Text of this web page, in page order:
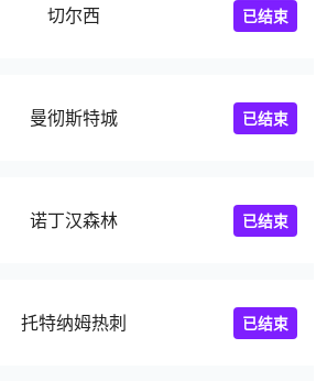
切尔西 已结束
曼彻斯特城 已结束
诺丁汉森林 已结束
托特纳姆热刺 已结束